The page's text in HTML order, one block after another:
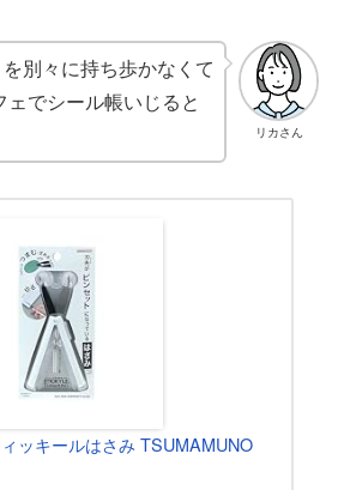
リカさん
別々に持ち歩かなくて
でシール帳いじると
ッキールはさみ TSUMAMUNO